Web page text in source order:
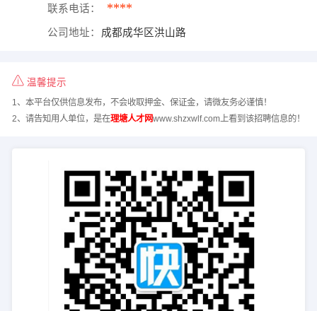
联系电话： ****
公司地址： 成都成华区洪山路
温馨提示
1、本平台仅供信息发布，不会收取押金、保证金，请微友务必谨慎！
2、请告知用人单位，是在理塘人才网www.shzxwlf.com上看到该招聘信息的！